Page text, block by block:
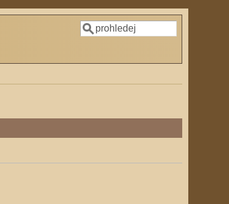
Vyhledávání
Hledat